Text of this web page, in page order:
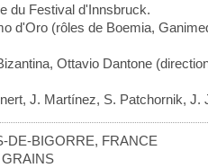
du Festival d'Innsbruck.
d'Oro (rôles de Boemia,
Ottavio Dantone
J. Martínez, S. Patchornik, J.
DE-BIGORRE, FRANCE